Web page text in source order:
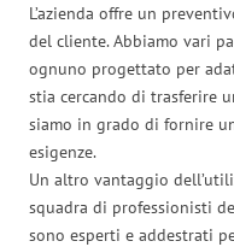
L’azienda offre un
del cliente. Abbiamo vari
ognuno progettato per
stia cercando di trasferire
siamo in grado di fornire
esigenze.
Un altro vantaggio
squadra di professionisti
sono esperti e addestrati